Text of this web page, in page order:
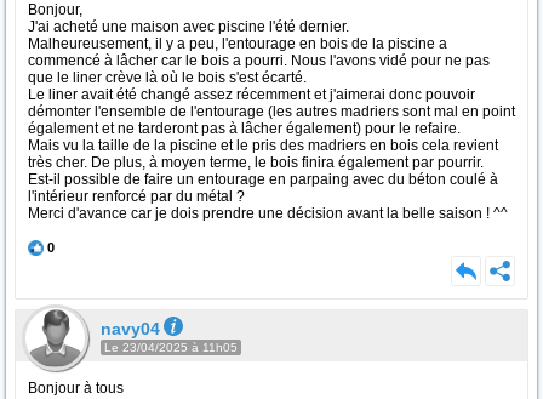
Bonjour,
J'ai acheté une maison avec piscine l'été dernier.
Malheureusement, il y a peu, l'entourage en bois de la piscine a
commencé à lâcher car le bois a pourri. Nous l'avons vidé pour ne pas
que le liner crève là où le bois s'est écarté.
Le liner avait été changé assez récemment et j'aimerai donc pouvoir
démonter l'ensemble de l'entourage (les autres madriers sont mal en point
également et ne tarderont pas à lâcher également) pour le refaire.
Mais vu la taille de la piscine et le pris des madriers en bois cela revient
très cher. De plus, à moyen terme, le bois finira également par pourrir.
Est-il possible de faire un entourage en parpaing avec du béton coulé à
l'intérieur renforcé par du métal ?
Merci d'avance car je dois prendre une décision avant la belle saison ! ^^
0
navy04
Le 23/04/2025 à 11h05
Bonjour à tous